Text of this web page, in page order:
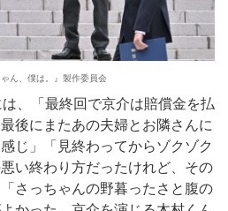
ん、僕は。』製作委員会
、「最終回で京介は賠償金を払
後にまたあの夫婦とお隣さんに
じ」「見終わってからゾクゾク
い終わり方だったけれど、その
さっちゃんの野暮ったさと腹の